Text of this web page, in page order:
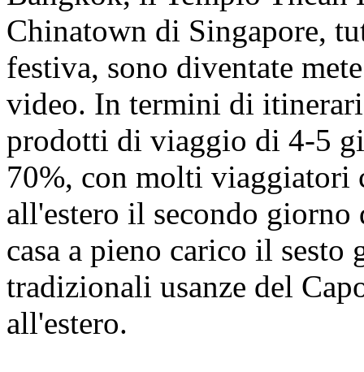
Chinatown di Singapore,
festiva, sono diventate
video. In termini di
prodotti di viaggio di 4-5
70%, con molti viaggiatori
all'estero il secondo giorno
casa a pieno carico il
tradizionali usanze del
all'estero.